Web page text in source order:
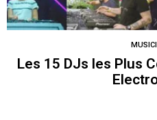
Les 15 DJs les Plus